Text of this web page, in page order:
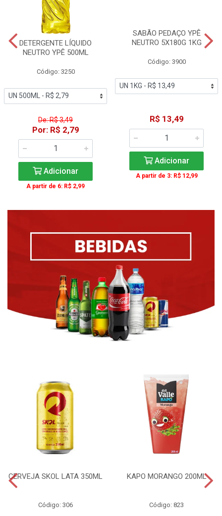
DETERGENTE LÍQUIDO
NEUTRO YPÊ 500ML
Código: 3250
De: R$ 3,49
Por: R$ 2,79
Adicionar
A partir de 6: R$ 2,99
SABÃO PEDAÇO YPÊ
NEUTRO 5X180G 1KG
Código: 3900
R$ 13,49
Adicionar
A partir de 3: R$ 12,99
CERVEJA SKOL LATA 350ML
Código: 306
KAPO MORANGO 200ML
Código: 823